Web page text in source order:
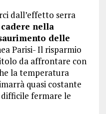
dall’effetto serra
nella
delle
Parisi- Il risparmio
da affrontare con
la temperatura
quasi costante
fermare le